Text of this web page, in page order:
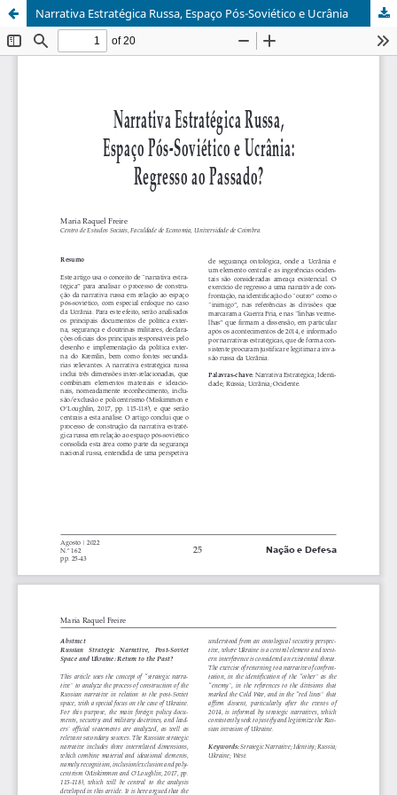
Narrativa Estratégica Russa, Espaço Pós-Soviético e Ucrânia